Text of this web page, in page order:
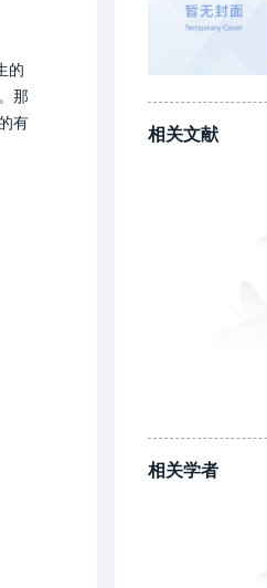
的
那
有
相关文献
相关学者